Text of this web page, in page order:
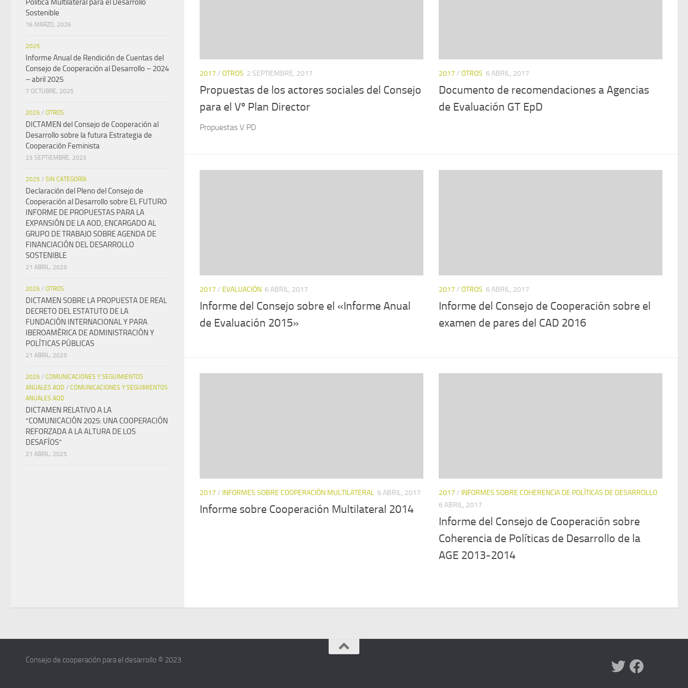
2017 / OTROS 2 SEPTIEMBRE, 2017
Propuestas de los actores sociales del Consejo
para el Vº Plan Director
Propuestas V PD
2017 / OTROS 6 ABRIL, 2017
Documento de recomendaciones a Agencias
de Evaluación GT EpD
2017 / EVALUACIÓN 6 ABRIL, 2017
Informe del Consejo sobre el «Informe Anual
de Evaluación 2015»
2017 / OTROS 6 ABRIL, 2017
Informe del Consejo de Cooperación sobre el
examen de pares del CAD 2016
2017 / INFORMES SOBRE COOPERACIÓN MULTILATERAL 6 ABRIL, 2017
Informe sobre Cooperación Multilateral 2014
2017 / INFORMES SOBRE COHERENCIA DE POLÍTICAS DE DESARROLLO
6 ABRIL, 2017
Informe del Consejo de Cooperación sobre
Coherencia de Políticas de Desarrollo de la
AGE 2013-2014
Política Multilateral para el Desarrollo
Sostenible
16 MARZO, 2026
2025
Informe Anual de Rendición de Cuentas del
Consejo de Cooperación al Desarrollo – 2024
– abril 2025
7 OCTUBRE, 2025
2025 / OTROS
DICTAMEN del Consejo de Cooperación al
Desarrollo sobre la futura Estrategia de
Cooperación Feminista
23 SEPTIEMBRE, 2025
2025 / SIN CATEGORÍA
Declaración del Pleno del Consejo de
Cooperación al Desarrollo sobre EL FUTURO
INFORME DE PROPUESTAS PARA LA
EXPANSIÓN DE LA AOD, ENCARGADO AL
GRUPO DE TRABAJO SOBRE AGENDA DE
FINANCIACIÓN DEL DESARROLLO
SOSTENIBLE
21 ABRIL, 2025
2025 / OTROS
DICTAMEN SOBRE LA PROPUESTA DE REAL
DECRETO DEL ESTATUTO DE LA
FUNDACIÓN INTERNACIONAL Y PARA
IBEROAMÉRICA DE ADMINISTRACIÓN Y
POLÍTICAS PÚBLICAS
21 ABRIL, 2025
2025 / COMUNICACIONES Y SEGUIMIENTOS
ANUALES AOD / COMUNICACIONES Y SEGUIMIENTOS
ANUALES AOD
DICTAMEN RELATIVO A LA
“COMUNICACIÓN 2025: UNA COOPERACIÓN
REFORZADA A LA ALTURA DE LOS
DESAFÍOS”
21 ABRIL, 2025
Consejo de cooperación para el desarrollo © 2023.